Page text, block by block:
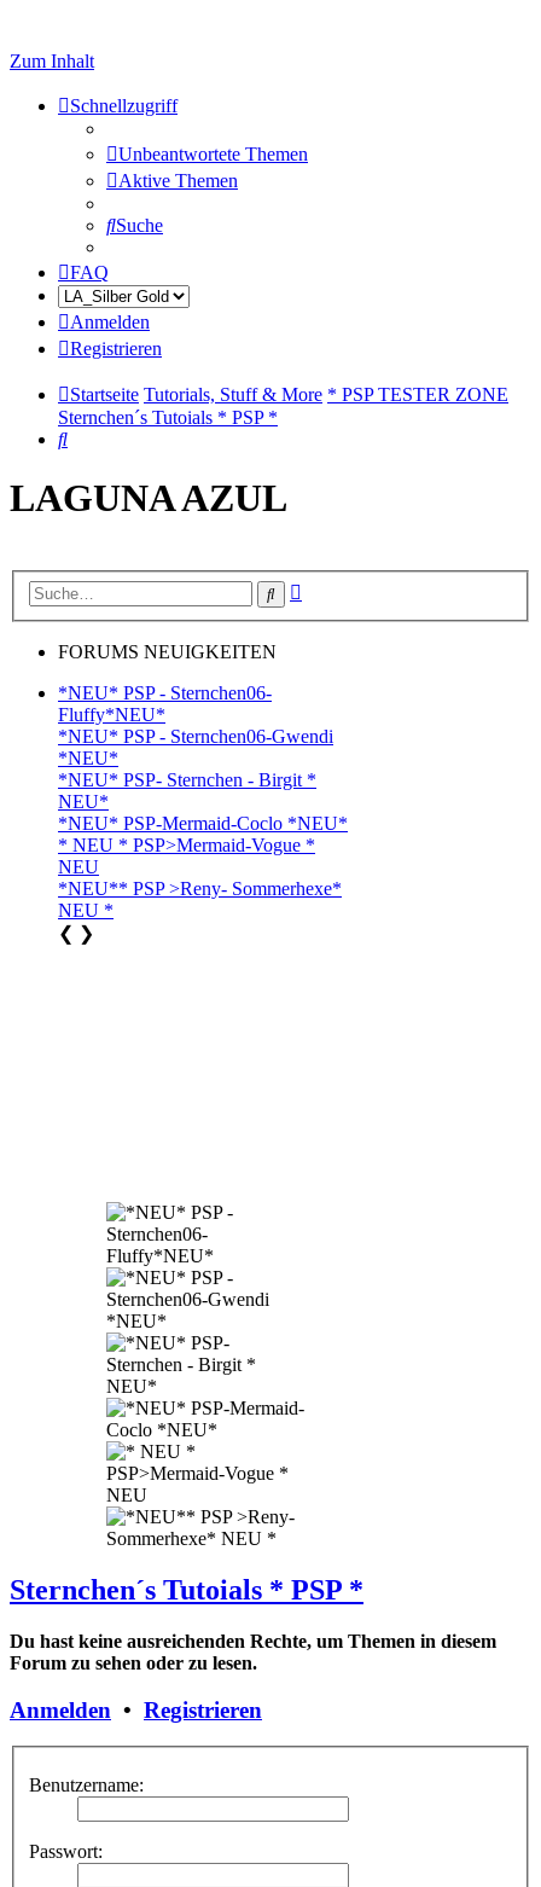
Zum Inhalt
Schnellzugriff
Unbeantwortete Themen
Aktive Themen
Suche
FAQ
Anmelden
Registrieren
Startseite Tutorials, Stuff & More * PSP TESTER ZONE
Sternchen´s Tutoials * PSP *
Suche
LAGUNA AZUL
Suche
FORUMS NEUIGKEITEN
*NEU* PSP - Sternchen06-
Fluffy*NEU*
*NEU* PSP - Sternchen06-Gwendi
*NEU*
*NEU* PSP- Sternchen - Birgit *
NEU*
*NEU* PSP-Mermaid-Coclo *NEU*
* NEU * PSP>Mermaid-Vogue *
NEU
*NEU** PSP >Reny- Sommerhexe*
NEU *
❮ ❯
Sternchen´s Tutoials * PSP *
Du hast keine ausreichenden Rechte, um Themen in diesem
Forum zu sehen oder zu lesen.
Anmelden • Registrieren
Benutzername:
Passwort: